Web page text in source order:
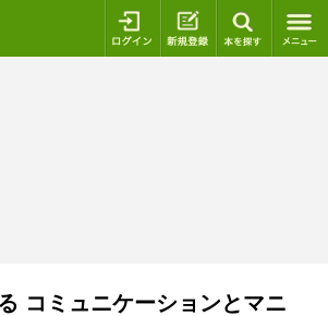
ログイン 新規登録
コミュニケーションとマニ